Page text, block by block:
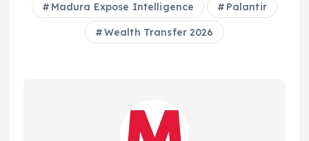
Madura Expose Intelligence Palantir
Wealth Transfer 2026